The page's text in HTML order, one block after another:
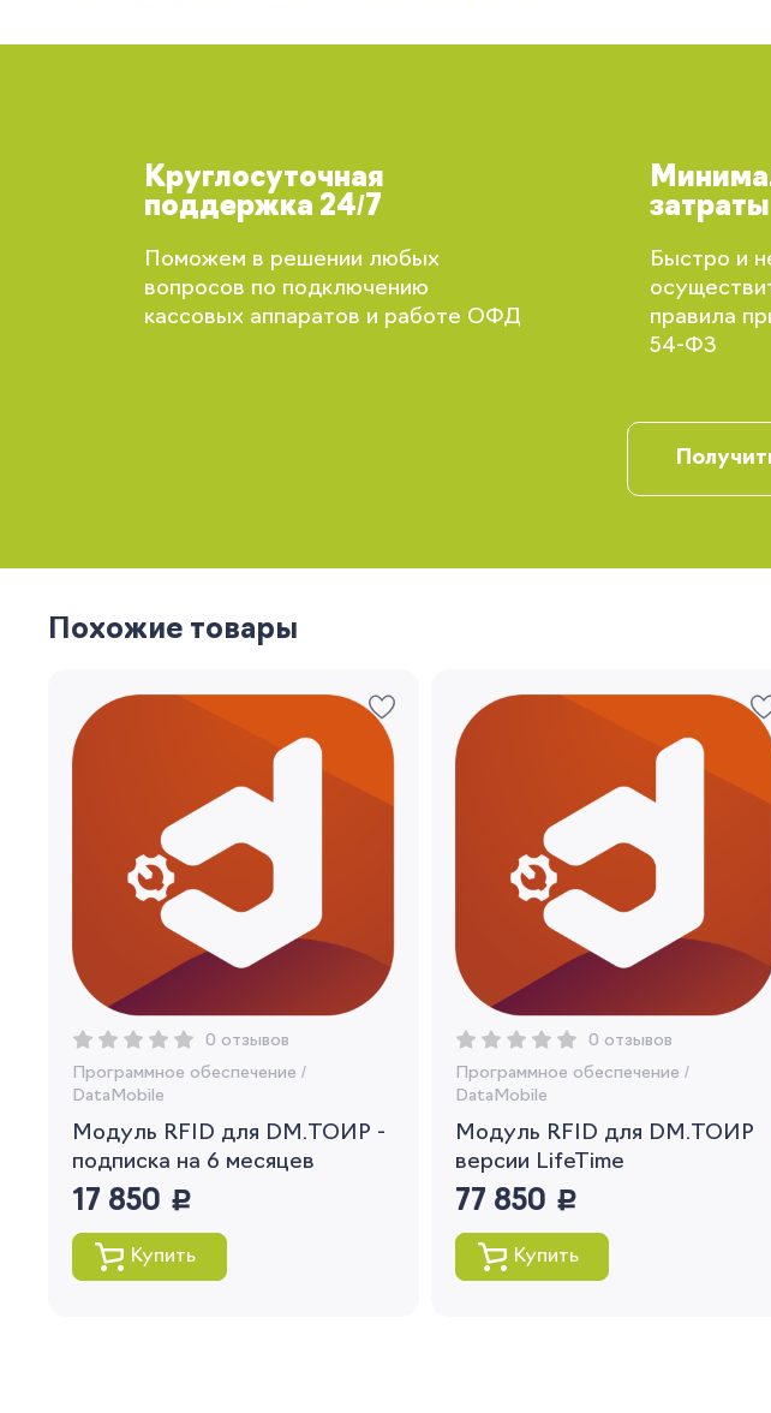
Круглосуточная
поддержка 24/7
Поможем в решении любых
вопросов по подключению
кассовых аппаратов и работе ОФД
затраты
Быстро и
правила
54-ФЗ
Похожие товары
0 отзывов
Программное обеспечение /
DataMobile
Модуль RFID для DM.ТОИР -
подписка на 6 месяцев
17 850 руб.
Купить
0 отзывов
Программное обеспечение /
DataMobile
Модуль RFID для DM.ТОИР
версии LifeTime
77 850 руб.
Купить
Вы сможете
заказов и
Я согласен
Вы сможете
заказов и